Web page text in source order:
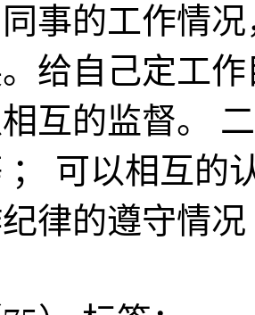
事的工作情
给自己定工
互的监督。
； 可以相互的
律的遵守情